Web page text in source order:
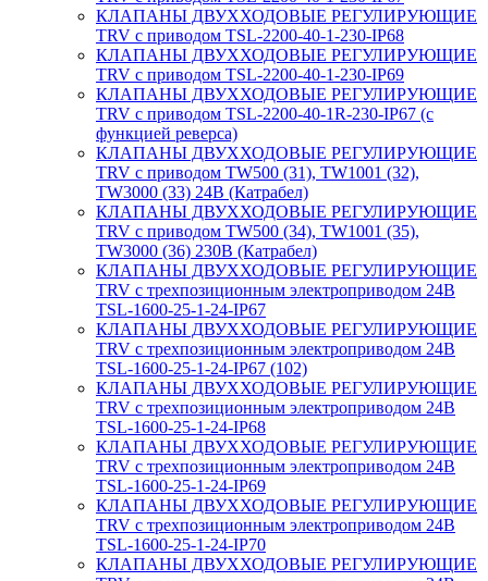
КЛАПАНЫ ДВУХХОДОВЫЕ РЕГУЛИРУЮЩИЕ
TRV с приводом TSL-2200-40-1-230-IP68
КЛАПАНЫ ДВУХХОДОВЫЕ РЕГУЛИРУЮЩИЕ
TRV с приводом TSL-2200-40-1-230-IP69
КЛАПАНЫ ДВУХХОДОВЫЕ РЕГУЛИРУЮЩИЕ
TRV с приводом TSL-2200-40-1R-230-IP67 (с
функцией реверса)
КЛАПАНЫ ДВУХХОДОВЫЕ РЕГУЛИРУЮЩИЕ
TRV с приводом TW500 (31), TW1001 (32),
TW3000 (33) 24В (Катрабел)
КЛАПАНЫ ДВУХХОДОВЫЕ РЕГУЛИРУЮЩИЕ
TRV с приводом TW500 (34), TW1001 (35),
TW3000 (36) 230В (Катрабел)
КЛАПАНЫ ДВУХХОДОВЫЕ РЕГУЛИРУЮЩИЕ
TRV с трехпозиционным электроприводом 24В
TSL-1600-25-1-24-IP67
КЛАПАНЫ ДВУХХОДОВЫЕ РЕГУЛИРУЮЩИЕ
TRV с трехпозиционным электроприводом 24В
TSL-1600-25-1-24-IP67 (102)
КЛАПАНЫ ДВУХХОДОВЫЕ РЕГУЛИРУЮЩИЕ
TRV с трехпозиционным электроприводом 24В
TSL-1600-25-1-24-IP68
КЛАПАНЫ ДВУХХОДОВЫЕ РЕГУЛИРУЮЩИЕ
TRV с трехпозиционным электроприводом 24В
TSL-1600-25-1-24-IP69
КЛАПАНЫ ДВУХХОДОВЫЕ РЕГУЛИРУЮЩИЕ
TRV с трехпозиционным электроприводом 24В
TSL-1600-25-1-24-IP70
КЛАПАНЫ ДВУХХОДОВЫЕ РЕГУЛИРУЮЩИЕ